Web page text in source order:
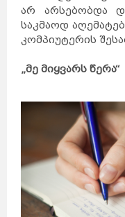
არ არსებობდა
საკმაოდ
კომპიუტერის
„მე მიყვარს წერა“